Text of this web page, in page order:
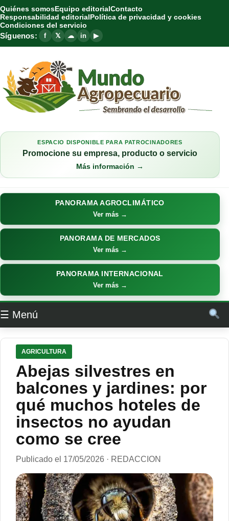
Quiénes somosEquipo editorialContacto
Responsabilidad editorialPolítica de privacidad y cookies
Condiciones del servicio
Síguenos: f 𝕏 ☁ in ▶
ESPACIO DISPONIBLE PARA PATROCINADORES
Promocione su empresa, producto o servicio
Más información →
PANORAMA AGROCLIMÁTICO
Ver más →
PANORAMA DE MERCADOS
Ver más →
PANORAMA INTERNACIONAL
Ver más →
☰ Menú
AGRICULTURA
Abejas silvestres en
balcones y jardines: por
qué muchos hoteles de
insectos no ayudan
como se cree
Publicado el 17/05/2026 · REDACCION